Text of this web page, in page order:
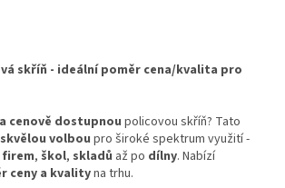
skříň - ideální poměr cena/kvalita pro
cenově dostupnoupolicovou skříň? Tato
skvělou volbou pro široké spektrum využití -
firem, škol, skladů až po dílny. Nabízí
ceny a kvalityna trhu.